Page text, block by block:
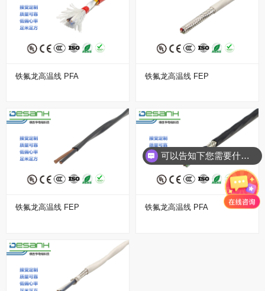
铁氟龙高温线 PFA 铁氟龙高温线 FEP
铁氟龙高温线 FEP 铁氟龙高温线 PFA
可以告知下您需要什么种类的电缆？